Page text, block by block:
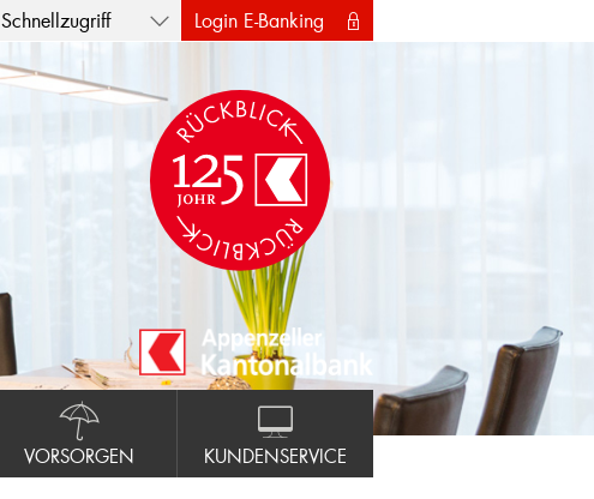
Schnellzugriff Login E-Banking
VORSORGEN KUNDENSERVICE